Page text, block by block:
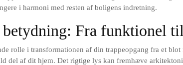
i harmoni med resten af boligens indretning.
betydning: Fra funktionel
rolle i transformationen af din trappeopgang fra et
del af dit hjem. Det rigtige lys kan fremhæve